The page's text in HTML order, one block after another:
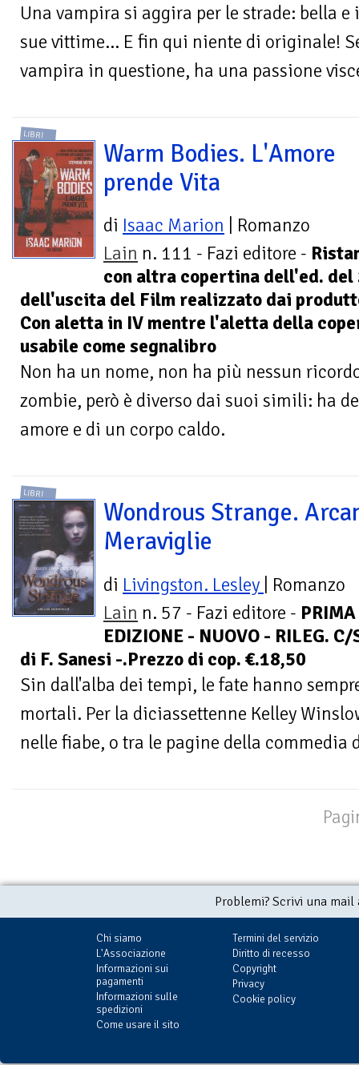
Una vampira si aggira per le strade: bella
sue vittime... E fin qui niente di originale!
vampira in questione, ha una passione
LIBRI
Warm Bodies. L'Amore
prende Vita
di Isaac Marion | Romanzo
Lain n. 111 - Fazi editore -
con altra copertina dell'ed. del
dell'uscita del Film realizzato dai
Con aletta in IV mentre l'aletta della
usabile come segnalibro
Non ha un nome, non ha più nessun
zombie, però è diverso dai suoi simili: ha
amore e di un corpo caldo.
LIBRI
Wondrous Strange.
Meraviglie
di Livingston. Lesley
| Romanzo
Lain n. 57 - Fazi editore - PRIMA
EDIZIONE - NUOVO - RILEG.
di F. Sanesi -.Prezzo di cop. €.18,50
Sin dall'alba dei tempi, le fate hanno
mortali. Per la diciassettenne Kelley
nelle fiabe, o tra le pagine della commedia
Problemi? Scrivi una
Chi siamo
L'Associazione
Informazioni sui
pagamenti
Informazioni sulle
spedizioni
Come usare il sito
Termini del servizio
Diritto di recesso
Copyright
Privacy
Cookie policy